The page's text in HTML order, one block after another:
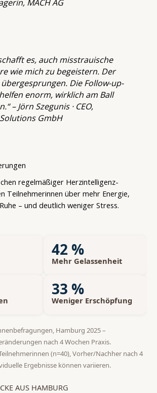
MACH AG
es, auch misstrauische
wie mich zu begeistern. Der
Die Follow-up-
enorm, wirklich am Ball
–Jörn Szegunis · CEO,
GmbH
regelmäßiger Herzintelligenz-
Teilnehmerinnen über mehr Energie,
– und deutlich weniger Stress.
42 %
Mehr Gelassenheit
33 %
Weniger Erschöpfung
Hamburg 2025 –
nach 4 Wochen Praxis.
(n=40), Vorher/Nachher nach 4
Ergebnisse können variieren.
AUS HAMBURG